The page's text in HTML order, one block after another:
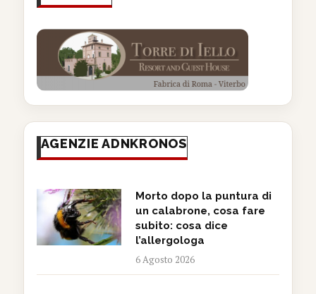
AGENZIE ADNKRONOS
Morto dopo la puntura di
un calabrone, cosa fare
subito: cosa dice
l’allergologa
6 Agosto 2026